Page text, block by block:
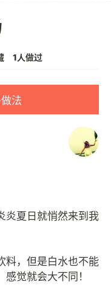
1人做过
法
炎夏日就悄然来到我
料，但是白水也不能